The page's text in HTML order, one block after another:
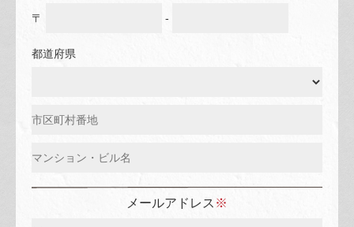
〒 -
都道府県
メールアドレス ※